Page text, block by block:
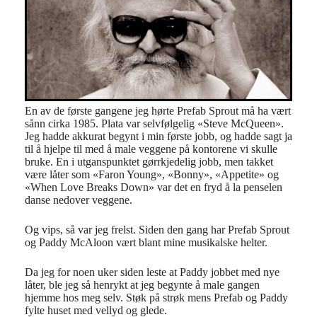
En av de første gangene jeg hørte Prefab Sprout må ha vært
sånn cirka 1985. Plata var selvfølgelig «Steve McQueen».
Jeg hadde akkurat begynt i min første jobb, og hadde sagt ja
til å hjelpe til med å male veggene på kontorene vi skulle
bruke. En i utganspunktet gørrkjedelig jobb, men takket
være låter som «Faron Young», «Bonny», «Appetite» og
«When Love Breaks Down» var det en fryd å la penselen
danse nedover veggene.
Og vips, så var jeg frelst. Siden den gang har Prefab Sprout
og Paddy McAloon vært blant mine musikalske helter.
Da jeg for noen uker siden leste at Paddy jobbet med nye
låter, ble jeg så henrykt at jeg begynte å male gangen
hjemme hos meg selv. Støk på strøk mens Prefab og Paddy
fylte huset med vellyd og glede.